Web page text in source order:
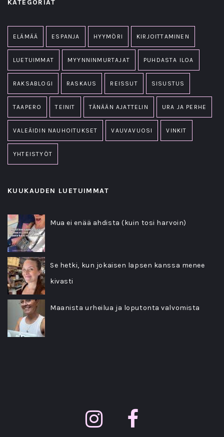
KATEGORIAT
ELÄMÄÄ ESPANJA HYYMÖRI KIRJOITTAMINEN
LUETUIMMAT MYYNNINMURTAJAT PUHDASTA ILOA
RAKSABLOGI RASKAUS REISSUT SISUSTUS
TAAPERO TEINIT TÄNÄÄN AJATTELIN URA JA PERHE
VALEÄIDIN NAUHOITUKSET VAUVAVUOSI VINKIT
YHTEISTYÖT
KUUKAUDEN LUETUIMMAT
Mua ei enää ahdista (kuin tosi harvoin)
Se hetki, kun jokaisen lapsen kanssa menee
kivasti
Maanista urheilua ja loputonta valvomista